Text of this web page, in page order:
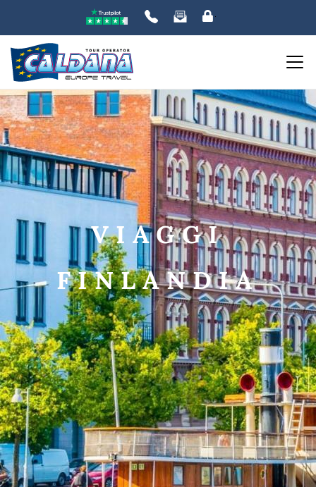
VIAGGI
FINLANDIA
ORDINA PER:
PREZZO
a
DESTINAZIONE
DATE
QUANDO VUOI PARTIRE?
SCEGLI LE DATE
AGOSTO
FERRAGOSTO
SETTEMBRE
OTTOBRE
INTERESSI
QUALI SONO I TUOI INTERESSI?
MERCATINI DI NATALE
NOVITA
EXCLUSIVE
CERCA IL TUO VIAGGIO